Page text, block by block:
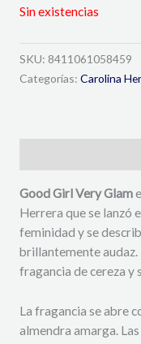
Sin existencias
SKU: 8411061058459
Categorías: Carolina
Good Girl Very Glam
Herrera que se lanzó
feminidad y se
brillantemente audaz.
fragancia de cereza y
La fragancia se abre
almendra amarga.